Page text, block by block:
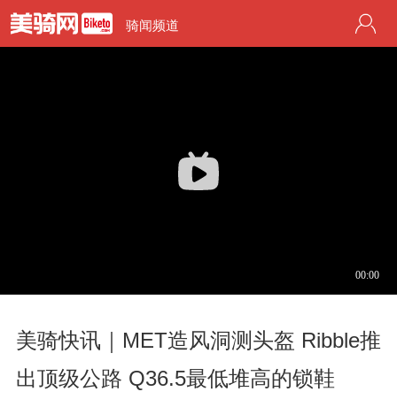
骑闻频道
美骑快讯｜MET造风洞测头盔 Ribble推
出顶级公路 Q36.5最低堆高的锁鞋